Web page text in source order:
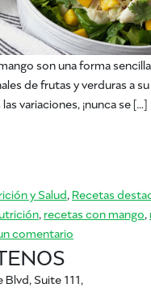
son una forma
de frutas y verduras a
variaciones, ¡nunca se […]
y Salud, Recetas
, recetas con mango,
comentario
Blvd, Suite 111,